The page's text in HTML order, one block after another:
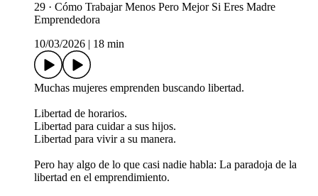
29 · Cómo Trabajar Menos Pero Mejor Si Eres Madre
Emprendedora
10/03/2026
18 min
Muchas mujeres emprenden buscando libertad.
Libertad de horarios.
Libertad para cuidar a sus hijos.
Libertad para vivir a su manera.
Pero hay algo de lo que casi nadie habla: La paradoja de la
libertad en el emprendimiento.